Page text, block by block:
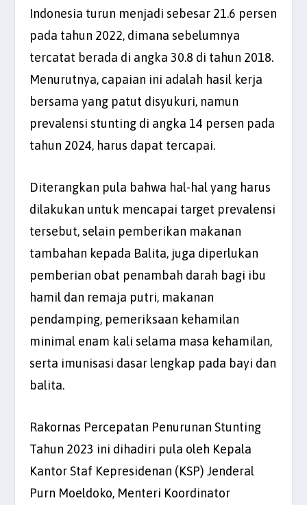
Indonesia turun menjadi sebesar 21.6 persen
pada tahun 2022, dimana sebelumnya
tercatat berada di angka 30.8 di tahun 2018.
Menurutnya, capaian ini adalah hasil kerja
bersama yang patut disyukuri, namun
prevalensi stunting di angka 14 persen pada
tahun 2024, harus dapat tercapai.
Diterangkan pula bahwa hal-hal yang harus
dilakukan untuk mencapai target prevalensi
tersebut, selain pemberikan makanan
tambahan kepada Balita, juga diperlukan
pemberian obat penambah darah bagi ibu
hamil dan remaja putri, makanan
pendamping, pemeriksaan kehamilan
minimal enam kali selama masa kehamilan,
serta imunisasi dasar lengkap pada bayi dan
balita.
Rakornas Percepatan Penurunan Stunting
Tahun 2023 ini dihadiri pula oleh Kepala
Kantor Staf Kepresidenan (KSP) Jenderal
Purn Moeldoko, Menteri Koordinator